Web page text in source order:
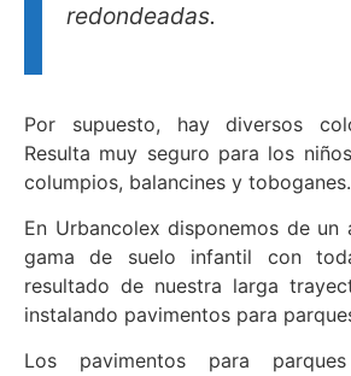
redondeadas.
Por supuesto, hay diversos
Resulta muy seguro para los
columpios, balancines y toboganes.
En Urbancolex disponemos de
gama de suelo infantil con
resultado de nuestra larga
instalando pavimentos para
Los pavimentos para